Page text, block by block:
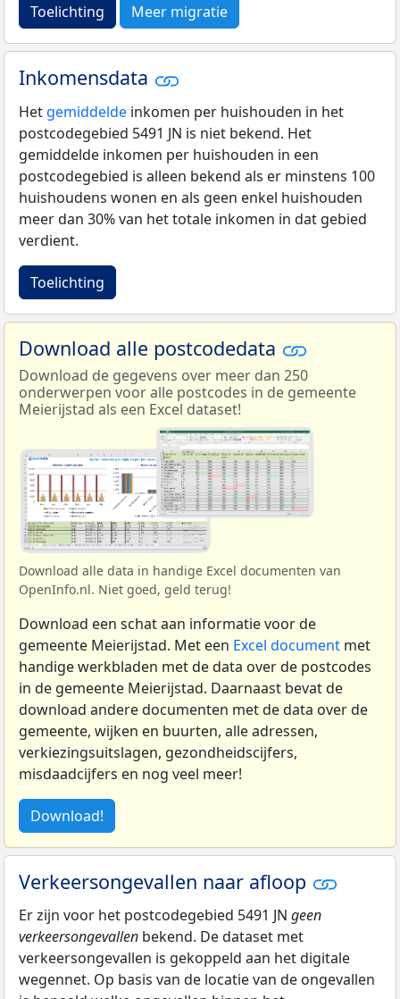
Toelichting Meer migratie
Inkomensdata
Het gemiddelde inkomen per huishouden in het
postcodegebied 5491 JN is niet bekend. Het
gemiddelde inkomen per huishouden in een
postcodegebied is alleen bekend als er minstens 100
huishoudens wonen en als geen enkel huishouden
meer dan 30% van het totale inkomen in dat gebied
verdient.
Toelichting
Download alle postcodedata
Download de gegevens over meer dan 250
onderwerpen voor alle postcodes in de gemeente
Meierijstad als een Excel dataset!
Download alle data in handige Excel documenten van
OpenInfo.nl. Niet goed, geld terug!
Download een schat aan informatie voor de
gemeente Meierijstad. Met een Excel document met
handige werkbladen met de data over de postcodes
in de gemeente Meierijstad. Daarnaast bevat de
download andere documenten met de data over de
gemeente, wijken en buurten, alle adressen,
verkiezingsuitslagen, gezondheidscijfers,
misdaadcijfers en nog veel meer!
Download!
Verkeersongevallen naar afloop
Er zijn voor het postcodegebied 5491 JN geen
verkeersongevallen bekend. De dataset met
verkeersongevallen is gekoppeld aan het digitale
wegennet. Op basis van de locatie van de ongevallen